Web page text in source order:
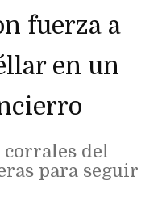
fuerza a
en un
del
para seguir